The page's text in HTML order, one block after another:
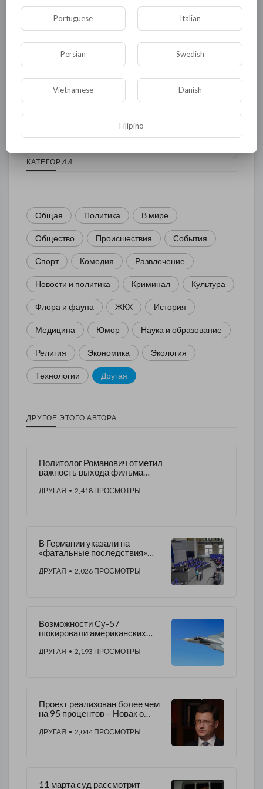
Комментариев нет
КАТЕГОРИИ
Общая Политика В мире
Общество Происшествия События
Спорт Комедия Развлечение
Новости и политика Криминал Культура
Флора и фауна ЖКХ История
Медицина Юмор Наука и образование
Религия Экономика Экология
Технологии Другая
ДРУГОЕ ЭТОГО АВТОРА
Политолог Романович отметил
важность выхода фильма
ДРУГАЯ • 2,418 ПРОСМОТРЫ
В Германии указали на
«фатальные последствия»
ДРУГАЯ • 2,026 ПРОСМОТРЫ
Возможности Су-57
шокировали американских
ДРУГАЯ • 2,193 ПРОСМОТРЫ
Проект реализован более чем
на 95 процентов – Новак о
ДРУГАЯ • 2,044 ПРОСМОТРЫ
11 марта суд рассмотрит
Portuguese Italian
Persian Swedish
Vietnamese Danish
Filipino